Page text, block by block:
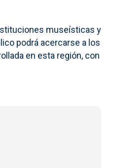
museísticas y
podrá acercarse a los
en esta región, con